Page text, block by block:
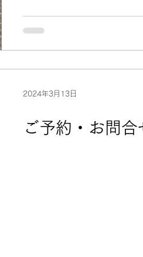
ご予約・お問
2024年3月13日